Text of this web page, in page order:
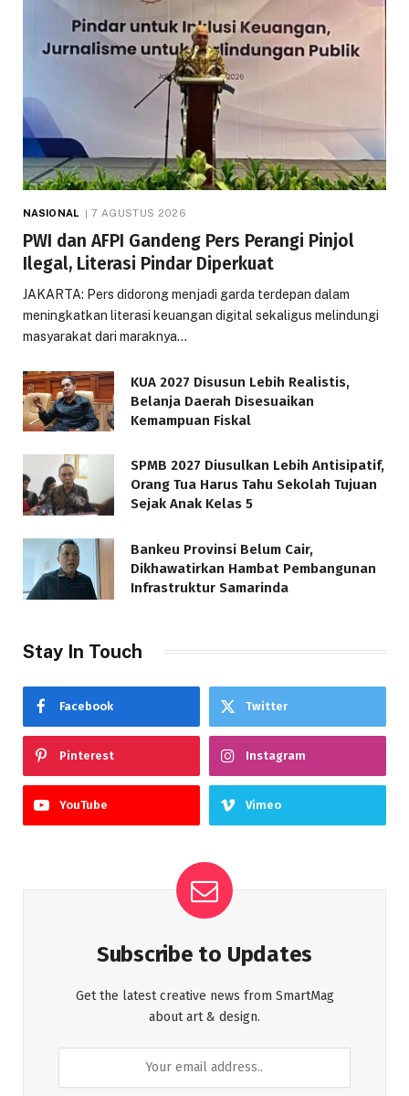
NASIONAL 7 AGUSTUS 2026
PWI dan AFPI Gandeng Pers Perangi Pinjol
Ilegal, Literasi Pindar Diperkuat
JAKARTA: Pers didorong menjadi garda terdepan dalam
meningkatkan literasi keuangan digital sekaligus melindungi
masyarakat dari maraknya…
KUA 2027 Disusun Lebih Realistis,
Belanja Daerah Disesuaikan
Kemampuan Fiskal
SPMB 2027 Diusulkan Lebih Antisipatif,
Orang Tua Harus Tahu Sekolah Tujuan
Sejak Anak Kelas 5
Bankeu Provinsi Belum Cair,
Dikhawatirkan Hambat Pembangunan
Infrastruktur Samarinda
Stay In Touch
Facebook Twitter
Pinterest Instagram
YouTube Vimeo
Subscribe to Updates
Get the latest creative news from SmartMag
about art & design.